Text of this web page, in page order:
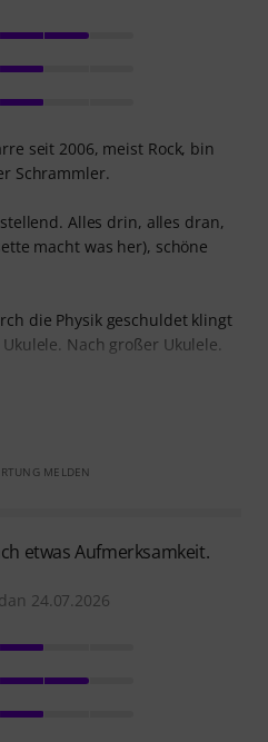
seit 2006, meist Rock, bin
Schrammler.
Alles drin, alles dran,
macht was her), schöne
die Physik geschuldet klingt
Nach großer Ukulele.
MELDEN
etwas Aufmerksamkeit.
24.07.2026